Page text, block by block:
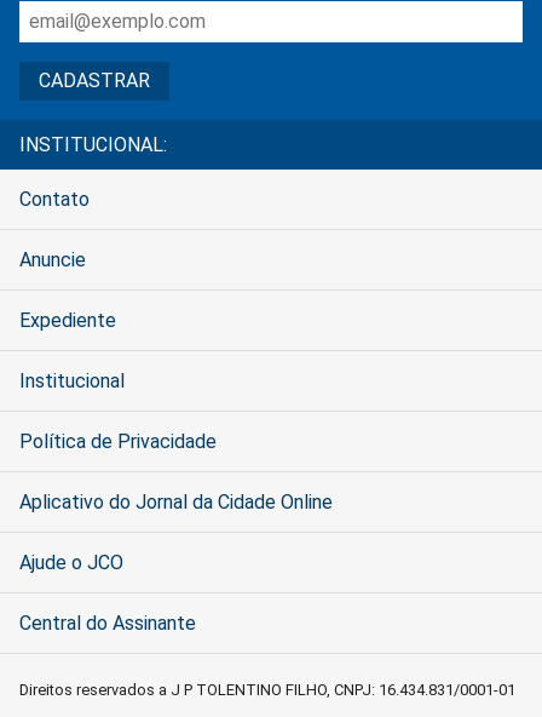
INSTITUCIONAL:
Contato
Anuncie
Expediente
Institucional
Política de Privacidade
Aplicativo do Jornal da Cidade Online
Ajude o JCO
Central do Assinante
Direitos reservados a J P TOLENTINO FILHO, CNPJ: 16.434.831/0001-01